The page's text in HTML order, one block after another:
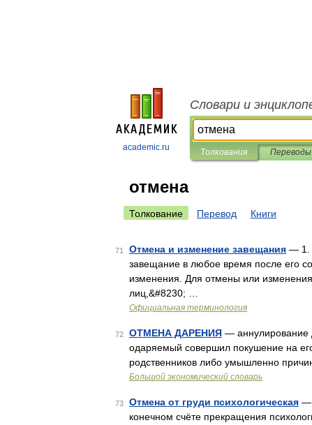
academic.ru
Словари и
Толкования Переводы
отмена
Толкование Перевод Книги
71 Отмена и изменение завещания — 1.
завещание в любое время после его
изменения. Для отмены или
лиц,&#8230; …
Официальная терминология
72 ОТМЕНА ДАРЕНИЯ — аннулирование
одаряемый совершил покушение на
родственников либо умышленно
Большой экономический словарь
73 Отмена от груди психологическая —
конечном счёте прекращения